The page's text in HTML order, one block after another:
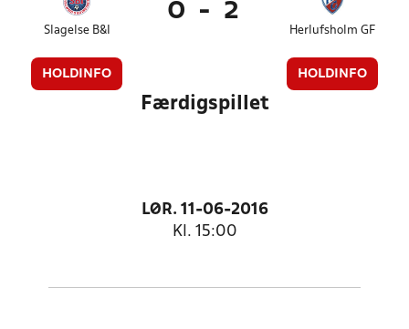
Slagelse B&I
HOLDINFO
0 - 2
Herlufsholm GF
HOLDINFO
Færdigspillet
LØR. 11-06-2016
Kl. 15:00